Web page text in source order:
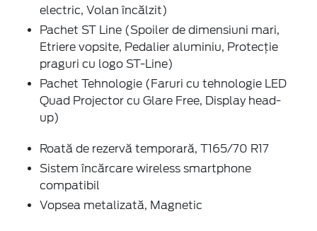
electric, Volan încălzit)
Pachet ST Line (Spoiler de dimensiuni mari,
Etriere vopsite, Pedalier aluminiu, Protecție
praguri cu logo ST-Line)
Pachet Tehnologie (Faruri cu tehnologie LED
Quad Projector cu Glare Free, Display head-
up)
Roată de rezervă temporară, T165/70 R17
Sistem încărcare wireless smartphone
compatibil
Vopsea metalizată, Magnetic